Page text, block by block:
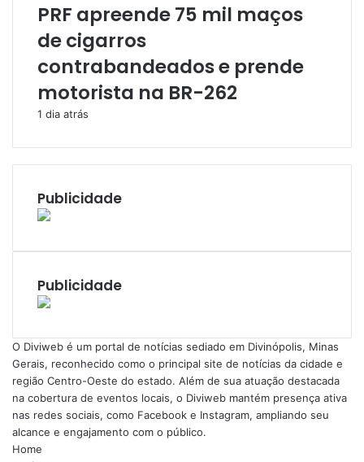
PRF apreende 75 mil maços
de cigarros
contrabandeados e prende
motorista na BR-262
1 dia atrás
Publicidade
Publicidade
​O Diviweb é um portal de notícias sediado em Divinópolis, Minas
Gerais, reconhecido como o principal site de notícias da cidade e
região Centro-Oeste do estado. Além de sua atuação destacada
na cobertura de eventos locais, o Diviweb mantém presença ativa
nas redes sociais, como Facebook e Instagram, ampliando seu
alcance e engajamento com o público.
Home